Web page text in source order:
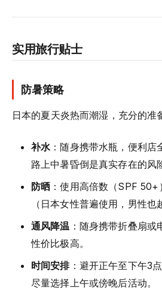
实用旅行贴士
防暑策略
日本的夏天炎热而潮湿，充分的准
补水：随身携带水瓶，便利店
路上中暑昏倒是真实存在的风
防晒 ：使用高倍数（SPF
（日本女性普遍使用，男性也
通风降温 ：随身携带折叠扇或
性价比极高。
时间安排：避开正午至下午3
尽量选择上午或傍晚后活动。